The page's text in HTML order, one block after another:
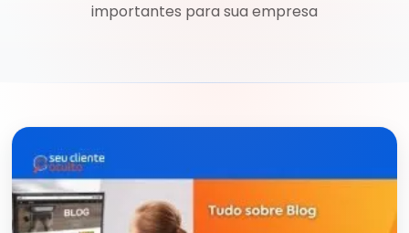
importantes para sua empresa